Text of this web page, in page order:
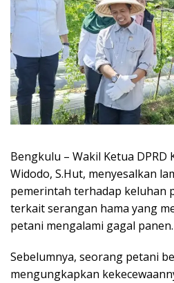
Bengkulu – Wakil Ketua DPRD
Widodo, S.Hut, menyesalkan
pemerintah terhadap keluhan
terkait serangan hama yang
petani mengalami gagal panen.
Sebelumnya, seorang petani
mengungkapkan